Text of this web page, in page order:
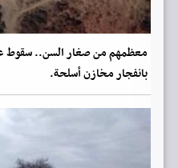
معظمهم من صغار السن.. سقوط
بانفجار مخازن أسلحة.